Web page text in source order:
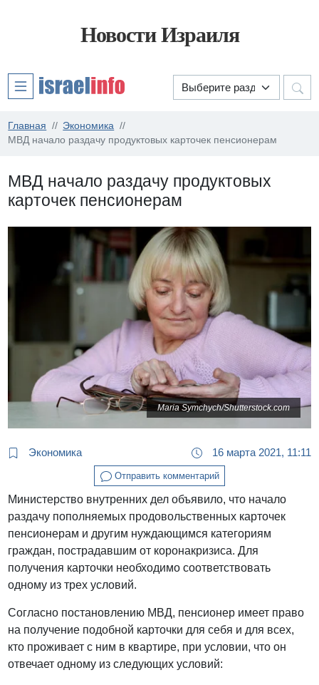
Новости Израиля
Главная
Экономика
МВД начало раздачу продуктовых карточек пенсионерам
МВД начало раздачу продуктовых
карточек пенсионерам
Maria Symchych/Shutterstock.com
Экономика 16 марта 2021, 11:11
Отправить комментарий
Министерство внутренних дел объявило, что начало
раздачу пополняемых продовольственных карточек
пенсионерам и другим нуждающимся категориям
граждан, пострадавшим от коронакризиса. Для
получения карточки необходимо соответствовать
одному из трех условий.
Согласно постановлению МВД, пенсионер имеет право
на получение подобной карточки для себя и для всех,
кто проживает с ним в квартире, при условии, что он
отвечает одному из следующих условий: